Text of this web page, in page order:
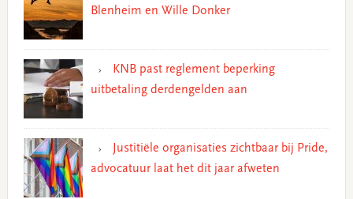
Blenheim en Wille Donker
KNB past reglement beperking
uitbetaling derdengelden aan
Justitiële organisaties zichtbaar bij Pride,
advocatuur laat het dit jaar afweten